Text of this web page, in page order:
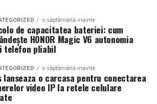
o săptămână inainte
de capacitatea bateriei: cum
HONOR Magic V6 autonomia
telefon pliabil
o săptămână inainte
lanseaza o carcasa pentru conectarea
video IP la retele celulare